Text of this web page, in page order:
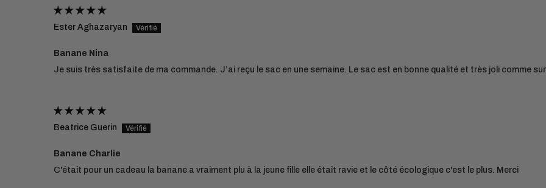
Ester Aghazaryan
Banane Nina
Je suis très satisfaite de ma commande. J’ai reçu le sac en une semaine. Le sac est en bonne qualité et très joli comme
Beatrice Guerin
Banane Charlie
C'était pour un cadeau la banane a vraiment plu à la jeune fille elle était ravie et le côté écologique c'est le plus. Merci